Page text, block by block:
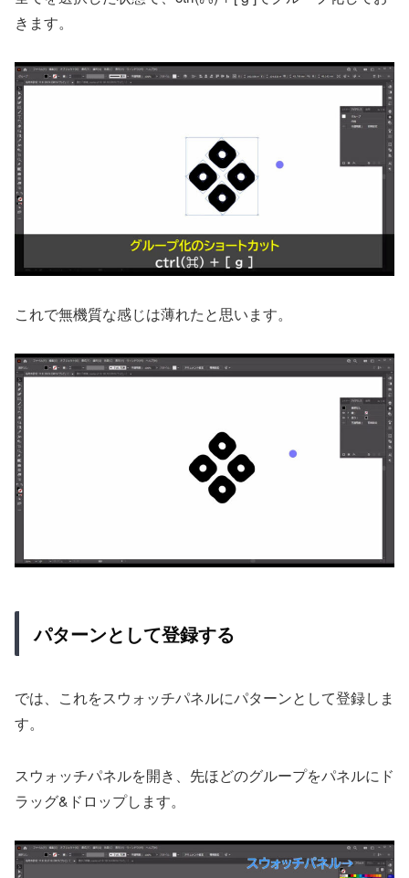
きます。
これで無機質な感じは薄れたと思います。
パターンとして登録する
では、これをスウォッチパネルにパターンとして登録しま
す。
スウォッチパネルを開き、先ほどのグループをパネルにド
ラッグ&ドロップします。